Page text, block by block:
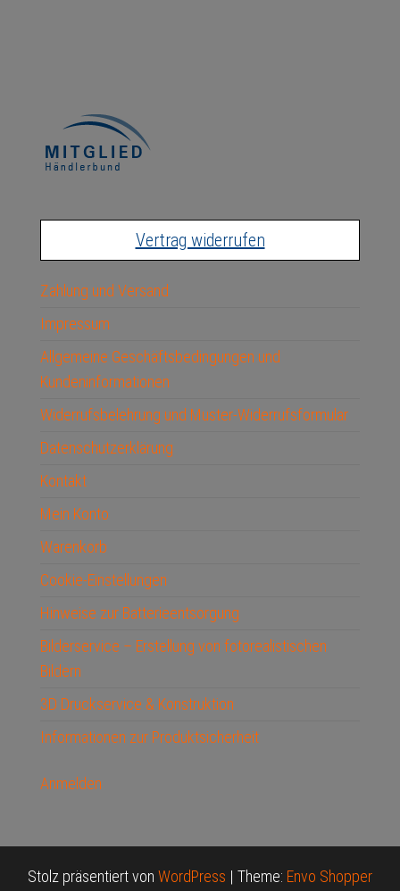
Vertrag widerrufen
Zahlung und Versand
Impressum
Allgemeine Geschäftsbedingungen und
Kundeninformationen
Widerrufsbelehrung und Muster-Widerrufsformular
Datenschutzerklärung
Kontakt
Mein Konto
Warenkorb
Cookie-Einstellungen
Hinweise zur Batterieentsorgung
Bilderservice – Erstellung von fotorealistischen
Bildern
3D Druckservice & Konstruktion
Informationen zur Produktsicherheit
Anmelden
Stolz präsentiert von WordPress | Theme: Envo Shopper